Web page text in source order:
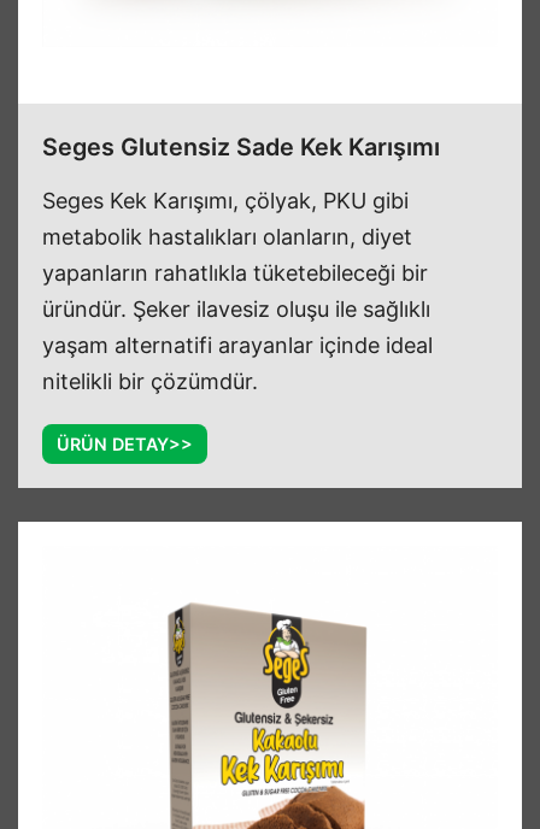
Seges Glutensiz Sade Kek Karışımı
Seges Kek Karışımı, çölyak, PKU gibi
metabolik hastalıkları olanların, diyet
yapanların rahatlıkla tüketebileceği bir
üründür. Şeker ilavesiz oluşu ile sağlıklı
yaşam alternatifi arayanlar içinde ideal
nitelikli bir çözümdür.
ÜRÜN DETAY>>